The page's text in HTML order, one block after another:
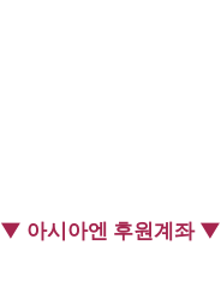
▼ 아시아엔 후원계좌 ▼